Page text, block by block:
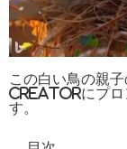
この白い鳥の
Creatorにプロン
す。